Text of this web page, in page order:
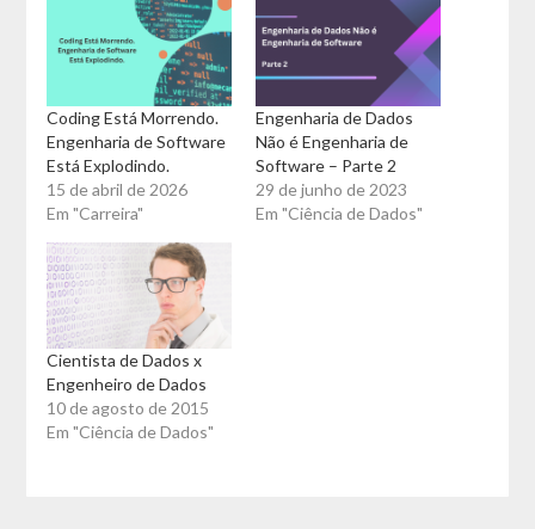
Coding Está Morrendo.
Engenharia de Software
Está Explodindo.
15 de abril de 2026
Em "Carreira"
Engenharia de Dados
Não é Engenharia de
Software – Parte 2
29 de junho de 2023
Em "Ciência de Dados"
Cientista de Dados x
Engenheiro de Dados
10 de agosto de 2015
Em "Ciência de Dados"